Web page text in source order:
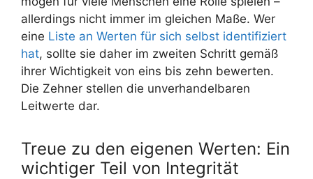
allerdings nicht immer im gleichen Maße. Wer
eine Liste an Werten für sich selbst identifiziert
hat, sollte sie daher im zweiten Schritt gemäß
ihrer Wichtigkeit von eins bis zehn bewerten.
Die Zehner stellen die unverhandelbaren
Leitwerte dar.
Treue zu den eigenen Werten: Ein
wichtiger Teil von Integrität